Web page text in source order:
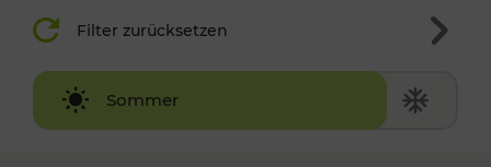
Filter zurücksetzen
Sommer
Winter